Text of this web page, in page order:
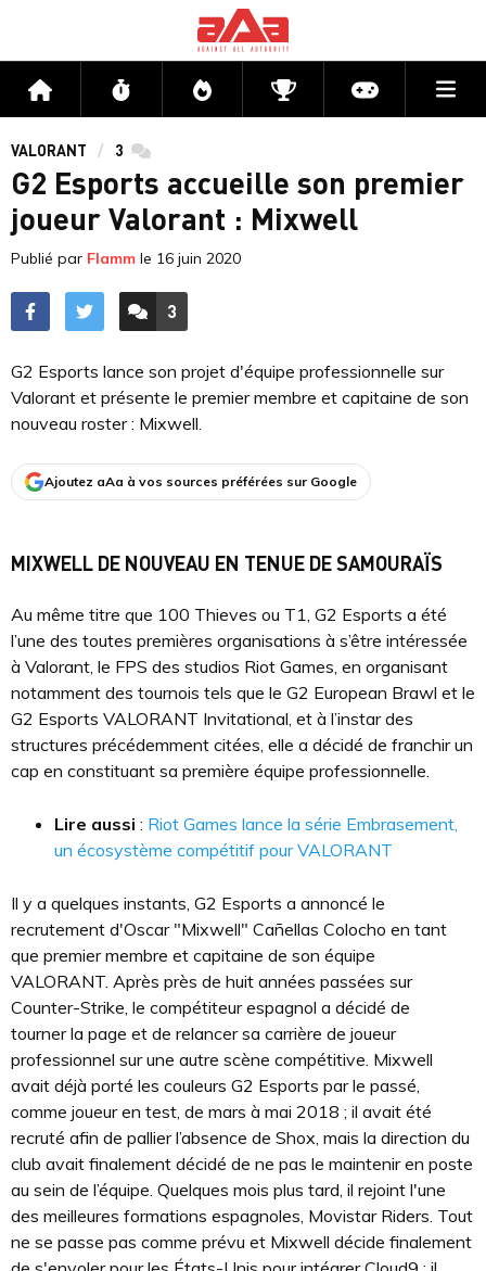
Accueil Flux Directs CompétitionsActu jeux
VALORANT 3 commentaires
G2 Esports accueille son premier
joueur Valorant : Mixwell
Publié par Flamm le 16 juin 2020
ACCÉDER AUX
3
COMMENTAIRES
G2 Esports lance son projet d'équipe professionnelle sur
Valorant et présente le premier membre et capitaine de son
nouveau roster : Mixwell.
Ajoutez aAa à vos sources préférées sur Google
MIXWELL DE NOUVEAU EN TENUE DE SAMOURAÏS
Au même titre que 100 Thieves ou T1, G2 Esports a été
l’une des toutes premières organisations à s’être intéressée
à Valorant, le FPS des studios Riot Games, en organisant
notamment des tournois tels que le G2 European Brawl et le
G2 Esports VALORANT Invitational, et à l’instar des
structures précédemment citées, elle a décidé de franchir un
cap en constituant sa première équipe professionnelle.
Lire aussi : Riot Games lance la série Embrasement,
un écosystème compétitif pour VALORANT
Il y a quelques instants, G2 Esports a annoncé le
recrutement d'Oscar "Mixwell" Cañellas Colocho en tant
que premier membre et capitaine de son équipe
VALORANT. Après près de huit années passées sur
Counter-Strike, le compétiteur espagnol a décidé de
tourner la page et de relancer sa carrière de joueur
professionnel sur une autre scène compétitive. Mixwell
avait déjà porté les couleurs G2 Esports par le passé,
comme joueur en test, de mars à mai 2018 ; il avait été
recruté afin de pallier l’absence de Shox, mais la direction du
club avait finalement décidé de ne pas le maintenir en poste
au sein de l’équipe. Quelques mois plus tard, il rejoint l'une
des meilleures formations espagnoles, Movistar Riders. Tout
ne se passe pas comme prévu et Mixwell décide finalement